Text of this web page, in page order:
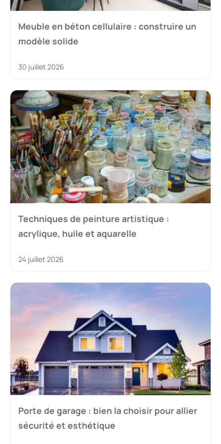
Meuble en béton cellulaire : construire un
modèle solide
30 juillet 2026
Techniques de peinture artistique :
acrylique, huile et aquarelle
24 juillet 2026
Porte de garage : bien la choisir pour allier
sécurité et esthétique